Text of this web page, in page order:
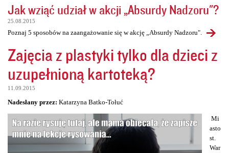
Jak wziąć udział w akcji „Absurdy Nadzoru"?
25.08.2015
Poznaj 5 sposobów na zaangażowanie się w akcję „Absurdy Nadzoru".
Zajęcia z plastyki tylko dla dzieci z
uzupełnioną kartoteką?
11.09.2015
Nadesłany przez: Katarzyna Batko-Tołuć
Mi
asto
st.
War